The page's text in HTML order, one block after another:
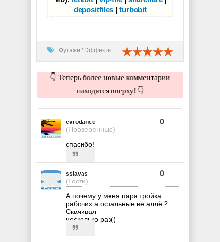
depositfiles| turbobit
Футажи / Эффекты
👇 Теперь более новые комментарии
находятся вверху! 👇
evrodance
(Проверенные)
0
спасибо!
sslavas
(Гости)
0
А почему у меня пара тройка
рабочих а остальные не аллё.?
Скачивал
несколько раз((